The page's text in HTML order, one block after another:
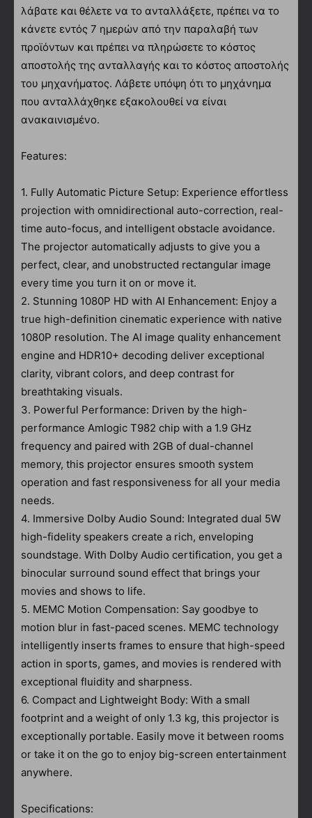
λάβατε και θέλετε να το ανταλλάξετε, πρέπει να το
κάνετε εντός 7 ημερών από την παραλαβή των
προϊόντων και πρέπει να πληρώσετε το κόστος
αποστολής της ανταλλαγής και το κόστος αποστολής
του μηχανήματος. Λάβετε υπόψη ότι το μηχάνημα
που ανταλλάχθηκε εξακολουθεί να είναι
ανακαινισμένο.
Features:
1. Fully Automatic Picture Setup: Experience effortless
projection with omnidirectional auto-correction, real-
time auto-focus, and intelligent obstacle avoidance.
The projector automatically adjusts to give you a
perfect, clear, and unobstructed rectangular image
every time you turn it on or move it.
2. Stunning 1080P HD with AI Enhancement: Enjoy a
true high-definition cinematic experience with native
1080P resolution. The AI image quality enhancement
engine and HDR10+ decoding deliver exceptional
clarity, vibrant colors, and deep contrast for
breathtaking visuals.
3. Powerful Performance: Driven by the high-
performance Amlogic T982 chip with a 1.9 GHz
frequency and paired with 2GB of dual-channel
memory, this projector ensures smooth system
operation and fast responsiveness for all your media
needs.
4. Immersive Dolby Audio Sound: Integrated dual 5W
high-fidelity speakers create a rich, enveloping
soundstage. With Dolby Audio certification, you get a
binocular surround sound effect that brings your
movies and shows to life.
5. MEMC Motion Compensation: Say goodbye to
motion blur in fast-paced scenes. MEMC technology
intelligently inserts frames to ensure that high-speed
action in sports, games, and movies is rendered with
exceptional fluidity and sharpness.
6. Compact and Lightweight Body: With a small
footprint and a weight of only 1.3 kg, this projector is
exceptionally portable. Easily move it between rooms
or take it on the go to enjoy big-screen entertainment
anywhere.
Specifications: